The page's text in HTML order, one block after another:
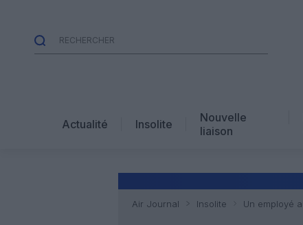
Actualité Insolite
Nouvelle
liaison
Air Journal Insolite Un employé